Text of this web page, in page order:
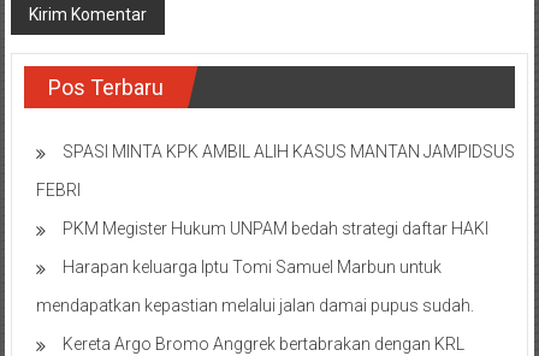
Pos Terbaru
SPASI MINTA KPK AMBIL ALIH KASUS MANTAN JAMPIDSUS
FEBRI
PKM Megister Hukum UNPAM bedah strategi daftar HAKI
Harapan keluarga Iptu Tomi Samuel Marbun untuk
mendapatkan kepastian melalui jalan damai pupus sudah.
Kereta Argo Bromo Anggrek bertabrakan dengan KRL